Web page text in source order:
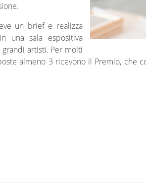
un brief e realizza
una sala espositiva
artisti. Per molti
almeno 3 ricevono il Premio, che